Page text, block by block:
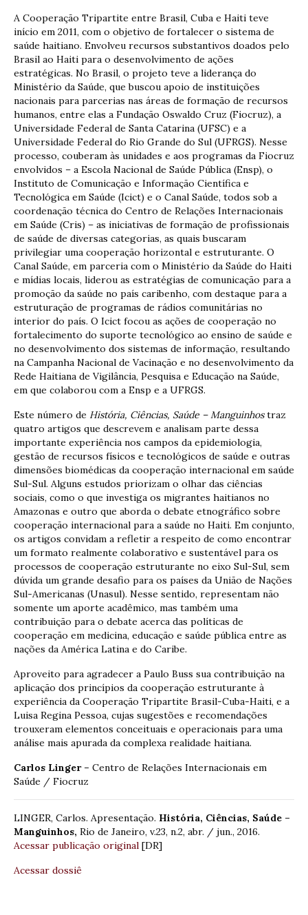
A Cooperação Tripartite entre Brasil, Cuba e Haiti teve
início em 2011, com o objetivo de fortalecer o sistema de
saúde haitiano. Envolveu recursos substantivos doados pelo
Brasil ao Haiti para o desenvolvimento de ações
estratégicas. No Brasil, o projeto teve a liderança do
Ministério da Saúde, que buscou apoio de instituições
nacionais para parcerias nas áreas de formação de recursos
humanos, entre elas a Fundação Oswaldo Cruz (Fiocruz), a
Universidade Federal de Santa Catarina (UFSC) e a
Universidade Federal do Rio Grande do Sul (UFRGS). Nesse
processo, couberam às unidades e aos programas da Fiocruz
envolvidos – a Escola Nacional de Saúde Pública (Ensp), o
Instituto de Comunicação e Informação Científica e
Tecnológica em Saúde (Icict) e o Canal Saúde, todos sob a
coordenação técnica do Centro de Relações Internacionais
em Saúde (Cris) – as iniciativas de formação de profissionais
de saúde de diversas categorias, as quais buscaram
privilegiar uma cooperação horizontal e estruturante. O
Canal Saúde, em parceria com o Ministério da Saúde do Haiti
e mídias locais, liderou as estratégias de comunicação para a
promoção da saúde no país caribenho, com destaque para a
estruturação de programas de rádios comunitárias no
interior do país. O Icict focou as ações de cooperação no
fortalecimento do suporte tecnológico ao ensino de saúde e
no desenvolvimento dos sistemas de informação, resultando
na Campanha Nacional de Vacinação e no desenvolvimento da
Rede Haitiana de Vigilância, Pesquisa e Educação na Saúde,
em que colaborou com a Ensp e a UFRGS.
Este número de História, Ciências, Saúde – Manguinhostraz
quatro artigos que descrevem e analisam parte dessa
importante experiência nos campos da epidemiologia,
gestão de recursos físicos e tecnológicos de saúde e outras
dimensões biomédicas da cooperação internacional em saúde
Sul-Sul. Alguns estudos priorizam o olhar das ciências
sociais, como o que investiga os migrantes haitianos no
Amazonas e outro que aborda o debate etnográfico sobre
cooperação internacional para a saúde no Haiti. Em conjunto,
os artigos convidam a refletir a respeito de como encontrar
um formato realmente colaborativo e sustentável para os
processos de cooperação estruturante no eixo Sul-Sul, sem
dúvida um grande desafio para os países da União de Nações
Sul-Americanas (Unasul). Nesse sentido, representam não
somente um aporte acadêmico, mas também uma
contribuição para o debate acerca das políticas de
cooperação em medicina, educação e saúde pública entre as
nações da América Latina e do Caribe.
Aproveito para agradecer a Paulo Buss sua contribuição na
aplicação dos princípios da cooperação estruturante à
experiência da Cooperação Tripartite Brasil-Cuba-Haiti, e a
Luisa Regina Pessoa, cujas sugestões e recomendações
trouxeram elementos conceituais e operacionais para uma
análise mais apurada da complexa realidade haitiana.
Carlos Linger – Centro de Relações Internacionais em
Saúde / Fiocruz
LINGER, Carlos. Apresentação. História, Ciências, Saúde –
Manguinhos, Rio de Janeiro, v.23, n.2, abr. / jun., 2016.
Acessar publicação original [DR]
Acessar dossiê